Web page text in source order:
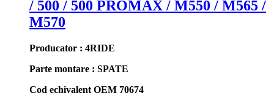
/ 500 / 500 PROMAX / M550 / M565 /
M570
Producator : 4RIDE
Parte montare : SPATE
Cod echivalent OEM 70674